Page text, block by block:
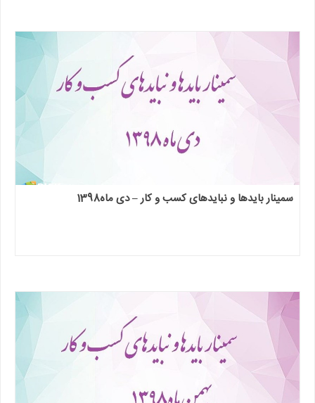
سمینار بایدها و نبایدهای کسب و کار – دی ماه1398